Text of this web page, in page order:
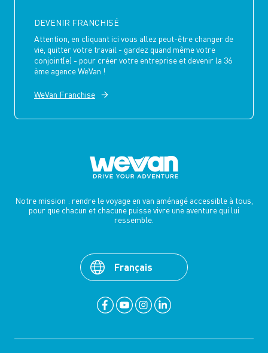
DEVENIR FRANCHISÉ
Attention, en cliquant ici vous allez peut-être changer de
vie, quitter votre travail - gardez quand même votre
conjoint(e) - pour créer votre entreprise et devenir la 36
ème agence WeVan !
WeVan Franchise
Notre mission : rendre le voyage en van aménagé accessible à tous,
pour que chacun et chacune puisse vivre une aventure qui lui
ressemble.
Français